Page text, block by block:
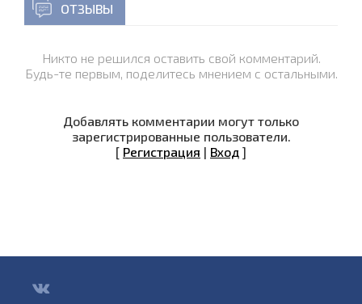
ОТЗЫВЫ
Никто не решился оставить свой комментарий.
Будь-те первым, поделитесь мнением с остальными.
Добавлять комментарии могут только
зарегистрированные пользователи.
[ Регистрация | Вход ]